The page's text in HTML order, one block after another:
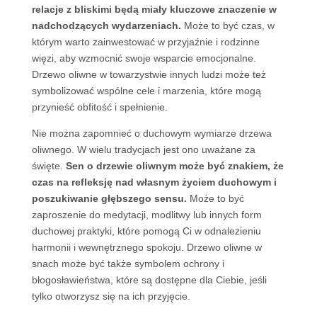
relacje z bliskimi będą miały kluczowe znaczenie w
nadchodzących wydarzeniach. Może to być czas, w
którym warto zainwestować w przyjaźnie i rodzinne
więzi, aby wzmocnić swoje wsparcie emocjonalne.
Drzewo oliwne w towarzystwie innych ludzi może też
symbolizować wspólne cele i marzenia, które mogą
przynieść obfitość i spełnienie.
Nie można zapomnieć o duchowym wymiarze drzewa
oliwnego. W wielu tradycjach jest ono uważane za
święte. Sen o drzewie oliwnym może być znakiem, że
czas na refleksję nad własnym życiem duchowym i
poszukiwanie głębszego sensu. Może to być
zaproszenie do medytacji, modlitwy lub innych form
duchowej praktyki, które pomogą Ci w odnalezieniu
harmonii i wewnętrznego spokoju. Drzewo oliwne w
snach może być także symbolem ochrony i
błogosławieństwa, które są dostępne dla Ciebie, jeśli
tylko otworzysz się na ich przyjęcie.